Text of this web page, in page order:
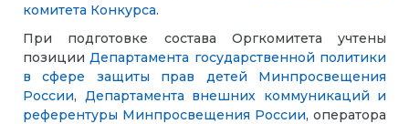
комитета Конкурса.
При подготовке состава Оргкомитета учтены
позицииДепартамента государственной политики
в сфере защиты прав детей Минпросвещения
России, Департамента внешних коммуникаций и
референтуры Минпросвещения России, оператора